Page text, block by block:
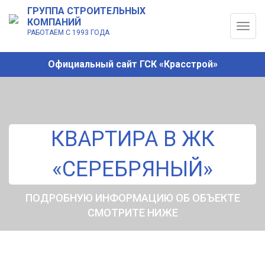
Официальный сайт ГСК «Красстрой»
ГРУППА СТРОИТЕЛЬНЫХ
КОМПАНИЙ
РАБОТАЕМ С 1993 ГОДА
КВАРТИРА В ЖК
«СЕРЕБРЯНЫЙ»
ПОДРОБНУЮ ИНФОРМАЦИЮ ОБ ОБЪЕКТЕ
СМОТРИТЕ НИЖЕ